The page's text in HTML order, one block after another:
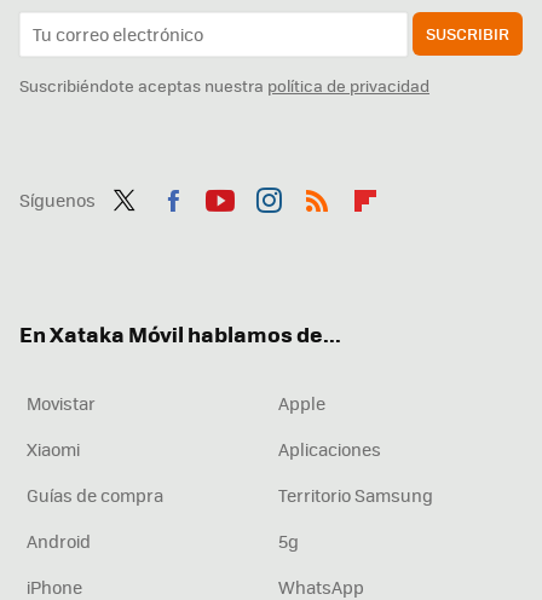
SUSCRIBIR
Suscribiéndote aceptas nuestra política de privacidad
Síguenos
En Xataka Móvil hablamos de...
Movistar
Apple
Xiaomi
Aplicaciones
Guías de compra
Territorio Samsung
Android
5g
iPhone
WhatsApp